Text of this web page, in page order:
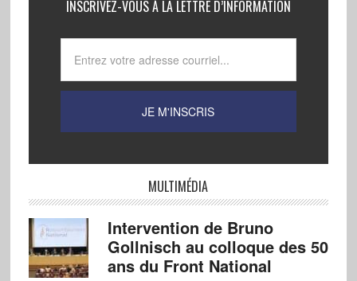
INSCRIVEZ-VOUS À LA LETTRE D’INFORMATION
MULTIMÉDIA
Intervention de Bruno
Gollnisch au colloque des 50
ans du Front National